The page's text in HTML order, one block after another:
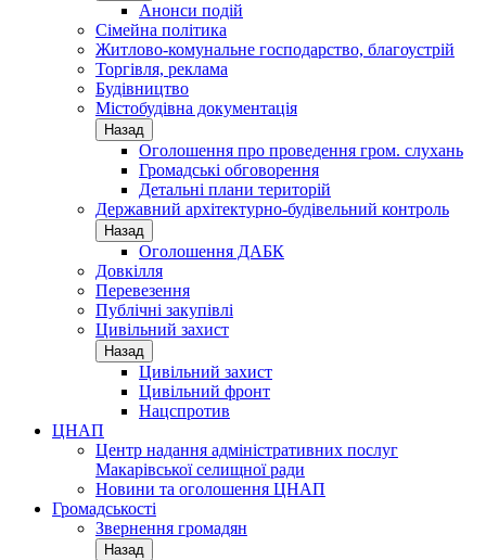
Анонси подій
Сімейна політика
Житлово-комунальне господарство, благоустрій
Торгівля, реклама
Будівництво
Містобудівна документація
Назад
Оголошення про проведення гром. слухань
Громадські обговорення
Детальні плани територій
Державний архітектурно-будівельний контроль
Назад
Оголошення ДАБК
Довкілля
Перевезення
Публічні закупівлі
Цивільний захист
Назад
Цивільний захист
Цивільний фронт
Нацспротив
ЦНАП
Центр надання адміністративних послуг
Макарівської селищної ради
Новини та оголошення ЦНАП
Громадськості
Звернення громадян
Назад